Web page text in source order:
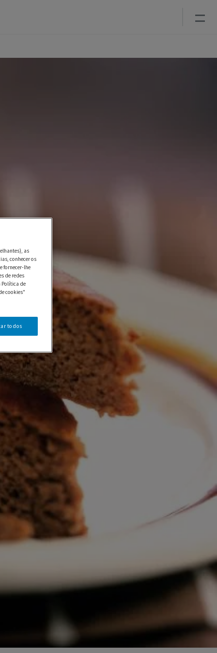
as
conhecer os
fornecer-lhe
de redes
Política de
cookies"
todos